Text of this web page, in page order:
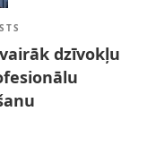
dzīvokļu